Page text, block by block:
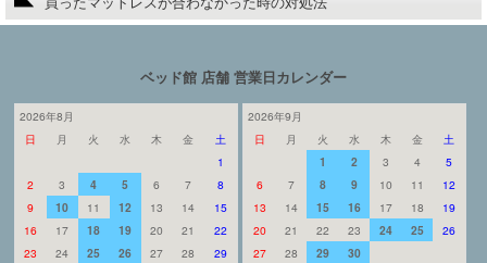
ベッド館 店舗 営業日カレンダー
2026年8月
日
月 火 水 木 金
土
1
2
3 4 5 6 7
8
9
10 11 12 13 14
15
16
17 18 19 20 21
22
23
24 25 26 27 28
29
2026年9月
日
月 火 水 木 金
土
1
2 3 4
5
6
7 8 9 10 11
12
13
14 15 16 17 18
19
20
21 22 23 24 25
26
27
28 29 30